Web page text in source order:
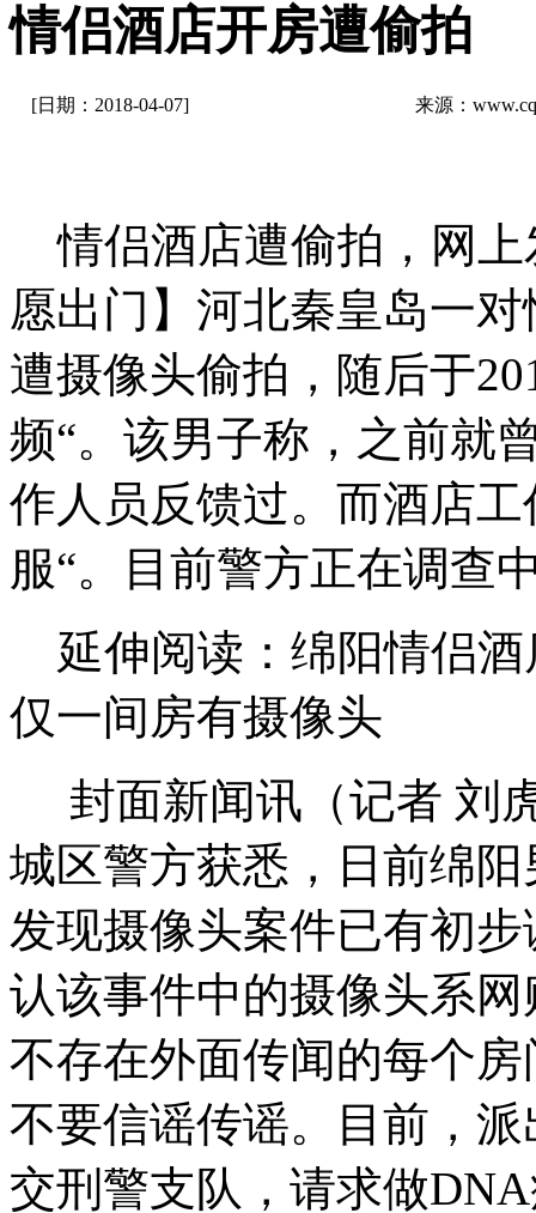
情侣酒店开房遭偷拍
[日期：2018-04-07] 来源：
情侣酒店遭偷拍，网上
愿出门】河北秦皇岛一
遭摄像头偷拍，随后于
频“。该男子称，之前就
作人员反馈过。而酒店
服“。目前警方正在调查
延伸阅读：绵阳情侣酒
仅一间房有摄像头
封面新闻讯（记者 刘
城区警方获悉，日前绵
发现摄像头案件已有初
认该事件中的摄像头系
不存在外面传闻的每个
不要信谣传谣。目前，
交刑警支队，请求做